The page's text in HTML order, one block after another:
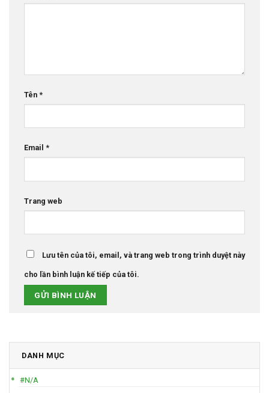
Tên *
Email *
Trang web
Lưu tên của tôi, email, và trang web trong trình duyệt này
cho lần bình luận kế tiếp của tôi.
DANH MỤC
#N/A